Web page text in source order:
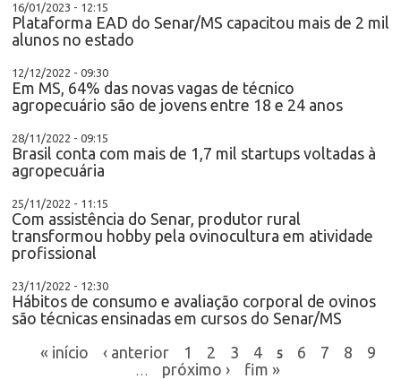
16/01/2023 - 12:15
Plataforma EAD do Senar/MS capacitou mais de 2 mil
alunos no estado
12/12/2022 - 09:30
Em MS, 64% das novas vagas de técnico
agropecuário são de jovens entre 18 e 24 anos
28/11/2022 - 09:15
Brasil conta com mais de 1,7 mil startups voltadas à
agropecuária
25/11/2022 - 11:15
Com assistência do Senar, produtor rural
transformou hobby pela ovinocultura em atividade
profissional
23/11/2022 - 12:30
Hábitos de consumo e avaliação corporal de ovinos
são técnicas ensinadas em cursos do Senar/MS
« início
‹ anterior 1 2 3 4 5 6 7 8 9
próximo › fim »